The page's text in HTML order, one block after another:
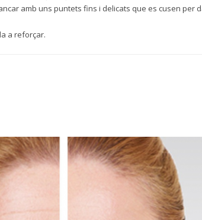
amb uns puntets fins i delicats que es cusen per
a reforçar.